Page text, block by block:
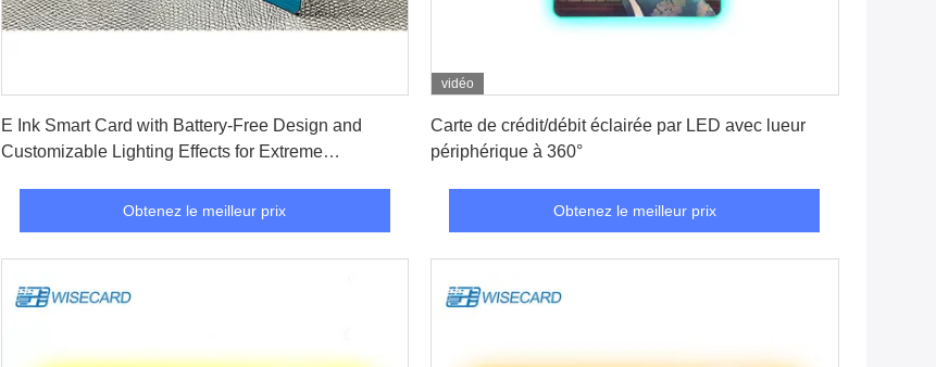
E Ink Smart Card with Battery-Free Design and
Customizable Lighting Effects for Extreme
Obtenez le meilleur prix
vidéo
Carte de crédit/débit éclairée par LED avec lueur
périphérique à 360°
Obtenez le meilleur prix